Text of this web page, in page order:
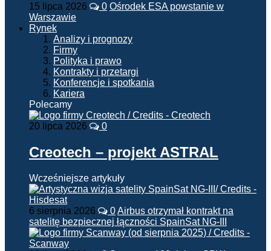
15 lipca 2026 0 Ośrodek ESA powstanie w
Warszawie
Rynek
Analizy i prognozy
Firmy
Polityka i prawo
Kontrakty i przetargi
Konferencje i spotkania
Kariera
Polecamy
20 lipca 2026 0
Creotech – projekt ASTRAL
Wcześniejsze artykuły
6 sierpnia 2026 0Airbus otrzymał kontrakt na
satelitę bezpiecznej łączności SpainSat NG-III